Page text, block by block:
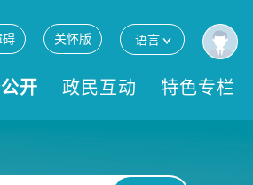
碍 关怀版 语言
开 政民互动 特色专栏